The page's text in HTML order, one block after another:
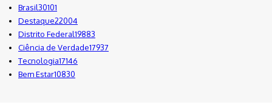
Brasil30101
Destaque22004
Distrito Federal19883
Ciência de Verdade17937
Tecnologia17146
Bem Estar10830